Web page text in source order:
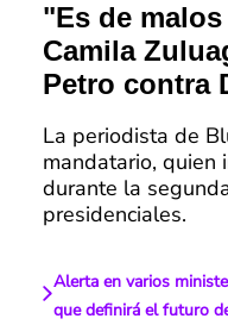
"Es de
Camila
Petro contra
La periodista de
mandatario, quien
durante la
presidenciales.
Alerta en varios
que definirá el futuro